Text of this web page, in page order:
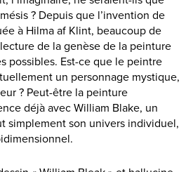
? Depuis que l’invention de
à Hilma af Klint, beaucoup de
de la genèse de la peinture
possibles. Est-ce que le peintre
un personnage mystique,
? Peut-être la peinture
déjà avec William Blake, un
simplement son univers individuel,